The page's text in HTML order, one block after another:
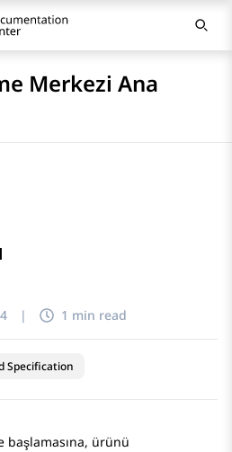
Merkezi Ana
| 1 min read
Specification
başlamasına, ürünü